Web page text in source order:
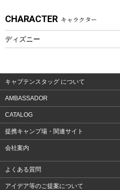
ウェア、タオル
ウェア
CHARACTER キャラクター
ディズニー
キャプテンスタッグ について
AMBASSADOR
CATALOG
提携キャンプ場・関連サイト
会社案内
よくある質問
アイデア等のご提案について